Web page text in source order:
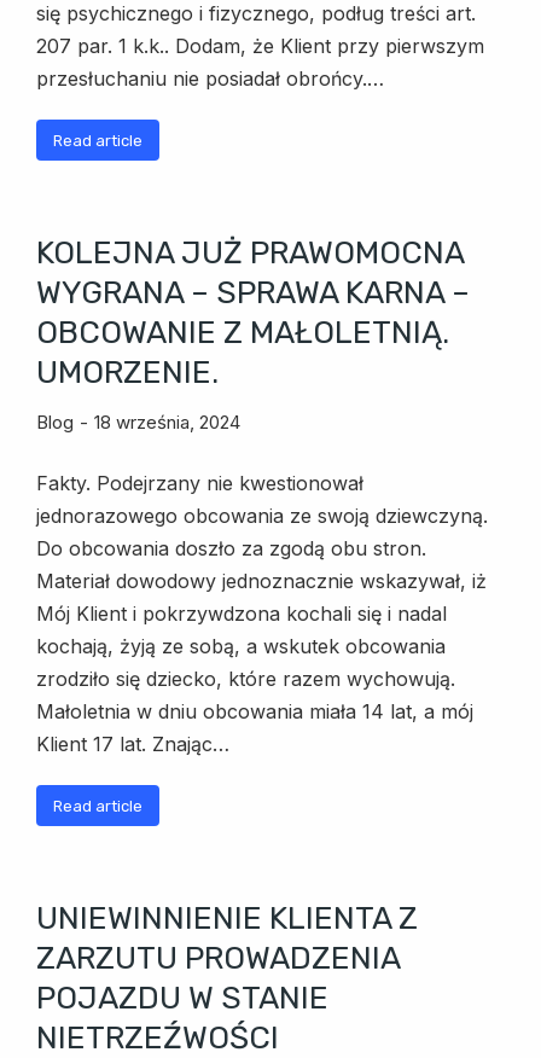
się psychicznego i fizycznego, podług treści art.
207 par. 1 k.k.. Dodam, że Klient przy pierwszym
przesłuchaniu nie posiadał obrońcy.…
Read article
KOLEJNA JUŻ PRAWOMOCNA
WYGRANA – SPRAWA KARNA –
OBCOWANIE Z MAŁOLETNIĄ.
UMORZENIE.
Blog 18 września, 2024
Fakty. Podejrzany nie kwestionował
jednorazowego obcowania ze swoją dziewczyną.
Do obcowania doszło za zgodą obu stron.
Materiał dowodowy jednoznacznie wskazywał, iż
Mój Klient i pokrzywdzona kochali się i nadal
kochają, żyją ze sobą, a wskutek obcowania
zrodziło się dziecko, które razem wychowują.
Małoletnia w dniu obcowania miała 14 lat, a mój
Klient 17 lat. Znając…
Read article
UNIEWINNIENIE KLIENTA Z
ZARZUTU PROWADZENIA
POJAZDU W STANIE
NIETRZEŹWOŚCI